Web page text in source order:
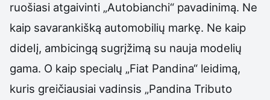
ruošiasi atgaivinti „Autobianchi“ pavadinimą. Ne
kaip savarankišką automobilių markę. Ne kaip
didelį, ambicingą sugrįžimą su nauja modelių
gama. O kaip specialų „Fiat Pandina“ leidimą,
kuris greičiausiai vadinsis „Pandina Tributo